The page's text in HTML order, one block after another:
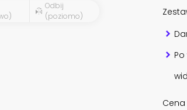
Odbij
(poziomo)
Cena